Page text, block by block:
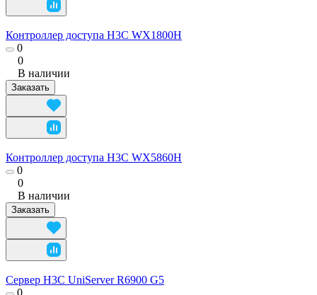
Контроллер доступа H3C WX1800H
0
0
В наличии
Заказать
Контроллер доступа H3C WX5860H
0
0
В наличии
Заказать
Сервер H3C UniServer R6900 G5